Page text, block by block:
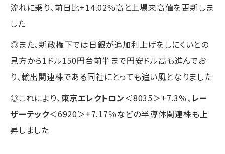
流れに乗り、前日比+14.02%高と上場来高値を更新しま
した
◎また、新政権下では日銀が追加利上げをしにくいとの
見方から1ドル150円台前半まで円安ドル高も進んでお
り、輸出関連株である同社にとっても追い風となりました
◎これにより、 東京エレクトロン＜8035＞+7.3％、 レー
ザーテック＜6920＞+7.17％などの半導体関連株も上
昇しました